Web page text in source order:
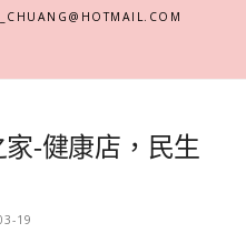
-健康店，民生
19